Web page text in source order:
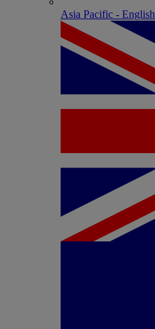
Asia Pacific - English